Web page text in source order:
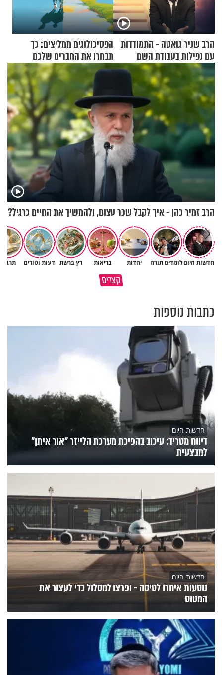
הרב שניר גואטה - התמודדות
עם נפילות בעבודת השם
הפסיכולוגים ממליצים: כך
תבחרו את החברים שלכם
בחיים
הרב זמיר כהן - איך לקבל שכר עצום, ולהמשיך את החיים כרגיל?
חדשות היוםלומדים תורה יהדות בריאות רץ ברשת דעות וטורים
קצריםברכה או קללה? הכל בידים שלנו
איך לשלוט בסיטואציה בצורה
כתבות נוספות
חדשות היום
דיווח מטריד: עיכוב בהפיכת מערכת הלייזר "אור איתן"
למבצעית
חדשות היום
נוסעות איחרו לטיסה - ופרצו למסלול כדי לעצור את
המטוס